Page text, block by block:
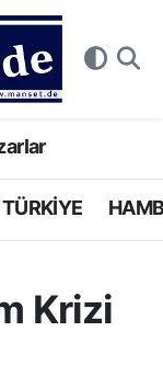
TÜRKİYE
Krizi